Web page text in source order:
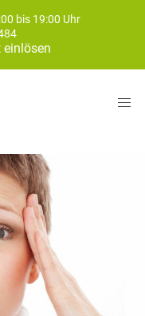
bis 19:00 Uhr
einlösen